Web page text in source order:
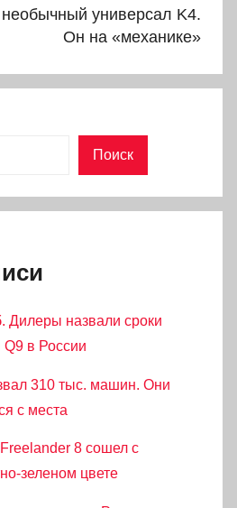
универсал K4.
Он на «механике»
Поиск
Дилеры назвали сроки
в России
310 тыс. машин. Они
с места
8 сошел с
зеленом цвете